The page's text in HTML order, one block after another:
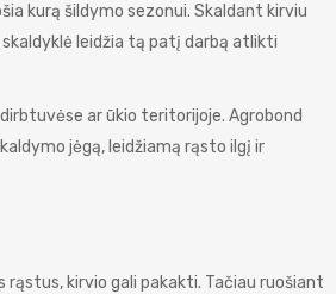
kurą šildymo sezonui. Skaldant kirviu
leidžia tą patį darbą atlikti
ar ūkio teritorijoje. Agrobond
jėgą, leidžiamą rąsto ilgį ir
rąstus, kirvio gali pakakti. Tačiau ruošiant